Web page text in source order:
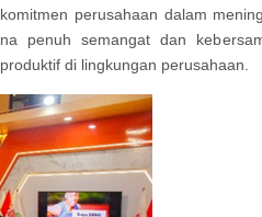
perusahaan dalam
penuh semangat dan
di lingkungan perusahaan.